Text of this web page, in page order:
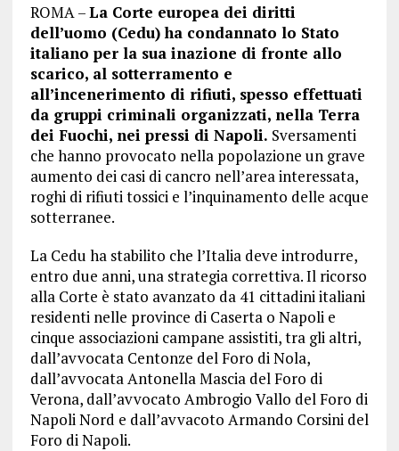
ROMA –La Corte europea dei diritti
dell’uomo (Cedu) ha condannato lo Stato
italiano per la sua inazione di fronte allo
scarico, al sotterramento e
all’incenerimento di rifiuti, spesso effettuati
da gruppi criminali organizzati, nella Terra
dei Fuochi, nei pressi di Napoli. Sversamenti
che hanno provocato nella popolazione un grave
aumento dei casi di cancro nell’area interessata,
roghi di rifiuti tossici e l’inquinamento delle acque
sotterranee.
La Cedu ha stabilito che l’Italia deve introdurre,
entro due anni, una strategia correttiva. Il ricorso
alla Corte è stato avanzato da 41 cittadini italiani
residenti nelle province di Caserta o Napoli e
cinque associazioni campane assistiti, tra gli altri,
dall’avvocata Centonze del Foro di Nola,
dall’avvocata Antonella Mascia del Foro di
Verona, dall’avvocato Ambrogio Vallo del Foro di
Napoli Nord e dall’avvacoto Armando Corsini del
Foro di Napoli.